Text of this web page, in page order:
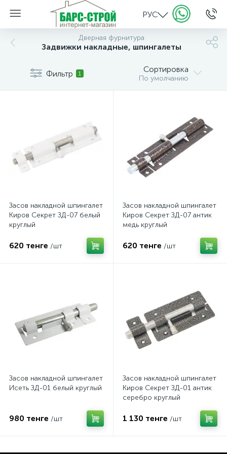
РУС
Дверная фурнитура
Задвижки накладные, шпингалеты
Фильтр 1 Сортировка
По умолчанию
Засов накладной шпингалет
Киров Секрет ЗД-07 белый
круглый
620 тенге /шт
Засов накладной шпингалет
Киров Секрет ЗД-07 антик
медь круглый
620 тенге /шт
Засов накладной шпингалет
Исеть ЗД-01 белый круглый
980 тенге /шт
Засов накладной шпингалет
Киров Секрет ЗД-01 антик
серебро круглый
1 130 тенге /шт